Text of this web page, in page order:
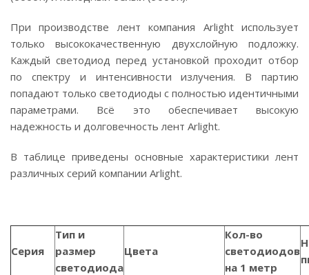
При производстве лент компания Arlight использует
только высококачественную двухслойную подложку.
Каждый светодиод перед установкой проходит отбор
по спектру и интенсивности излучения. В партию
попадают только светодиоды с полностью идентичными
параметрами. Всё это обеспечивает высокую
надежность и долговечность лент Arlight.
В таблице приведены основные характеристики лент
различных серий компании Arlight.
Серия
Тип и
размер
светодиода
Цвета
Кол-во
светодиодов
на 1 метр